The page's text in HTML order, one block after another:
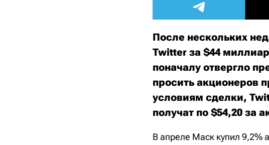
После нескольких
Twitter за $44
поначалу отвергло
просить акционеров
условиям сделки,
получат по $54,20 за
В апреле Маск купил 9,2%